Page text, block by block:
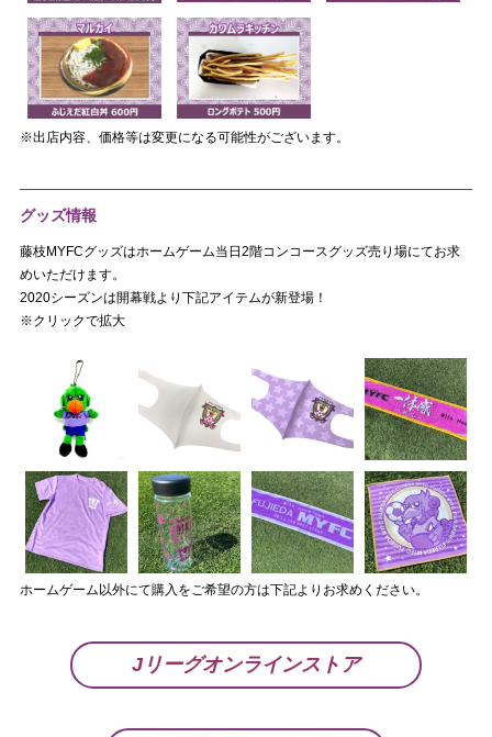
※出店内容、価格等は変更になる可能性がございます。
グッズ情報
藤枝MYFCグッズはホームゲーム当日2階コンコースグッズ売り場にてお求
めいただけます。
2020シーズンは開幕戦より下記アイテムが新登場！
※クリックで拡大
ホームゲーム以外にて購入をご希望の方は下記よりお求めください。
Jリーグオンラインストア